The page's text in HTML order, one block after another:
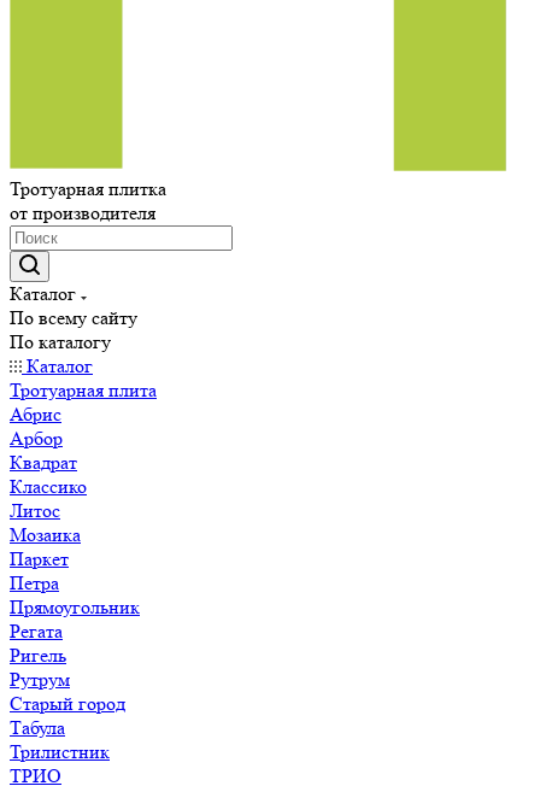
Тротуарная плитка
от производителя
Каталог
По всему сайту
По каталогу
Каталог
Тротуарная плита
Абрис
Арбор
Квадрат
Классико
Литос
Мозаика
Паркет
Петра
Прямоугольник
Регата
Ригель
Рутрум
Старый город
Табула
Трилистник
ТРИО